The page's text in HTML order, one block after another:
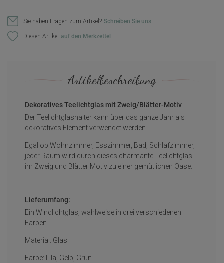
Sie haben Fragen zum Artikel? Schreiben Sie uns
Diesen Artikel
Artikelbeschreibung
Dekoratives Teelichtglas mit Zweig/Blätter-Motiv
Der Teelichtglashalter kann über das ganze Jahr als
dekoratives Element verwendet werden
Egal ob Wohnzimmer, Esszimmer, Bad, Schlafzimmer,
jeder Raum wird durch dieses charmante Teelichtglas
im Zweig und Blätter Motiv zu einer gemütlichen Oase.
Lieferumfang:
Ein Windlichtglas, wahlweise in drei verschiedenen
Farben
Material: Glas
Farbe: Lila, Gelb, Grün